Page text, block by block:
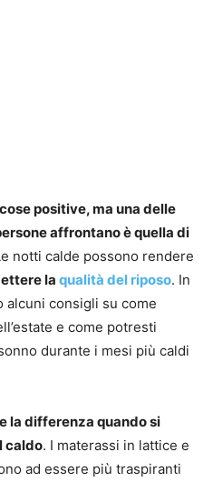
positive, ma una delle
affrontano è quella di
notti calde possono rendere
la qualità del riposo. In
consigli su come
e come potresti
durante i mesi più caldi
la differenza quando si
caldo. I materassi in lattice e
ad essere più traspiranti